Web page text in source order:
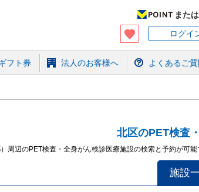
または
ログイ
フト券 法人のお客様へ よくあるご質
北区のPET検査
辺のPET検査・全身がん検診医療施設の検索と予約が可能
施設